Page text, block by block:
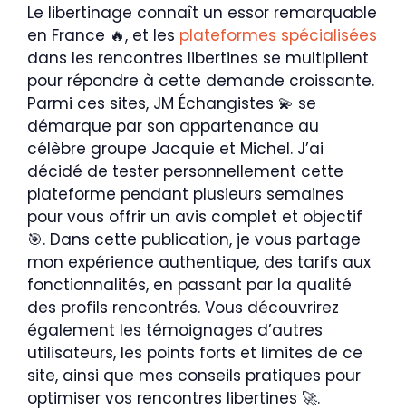
Le libertinage connaît un essor remarquable
en France 🔥, et les plateformes spécialisées
dans les rencontres libertines se multiplient
pour répondre à cette demande croissante.
Parmi ces sites, JM Échangistes 💫 se
démarque par son appartenance au
célèbre groupe Jacquie et Michel. J’ai
décidé de tester personnellement cette
plateforme pendant plusieurs semaines
pour vous offrir un avis complet et objectif
🎯. Dans cette publication, je vous partage
mon expérience authentique, des tarifs aux
fonctionnalités, en passant par la qualité
des profils rencontrés. Vous découvrirez
également les témoignages d’autres
utilisateurs, les points forts et limites de ce
site, ainsi que mes conseils pratiques pour
optimiser vos rencontres libertines 🚀.